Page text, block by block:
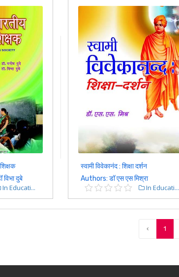
दुबे
In Educati...
स्वामी विवेकानंद : शिक्षा दर्शन
Authors: डॉ एस एस मिश्रा
In Educati...
‹ 1